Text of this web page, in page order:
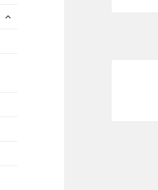
sous-
ouvrir